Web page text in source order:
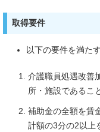
取得要件
以下の要件を満た
介護職員処遇改善
所・施設であるこ
補助金の全額を賃
計額の3分の2以上